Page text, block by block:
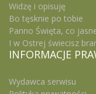
Widzę i opisuję
Bo tęsknie po tobie
Panno Święta, co
I w Ostrej świecisz
INFORMACJE
Wydawca serwisu